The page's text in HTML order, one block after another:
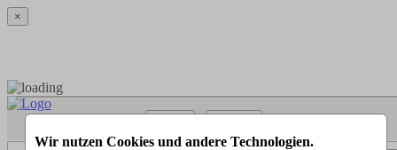
×
Wir nutzen Cookies und andere Technologien.
Menü Suchen